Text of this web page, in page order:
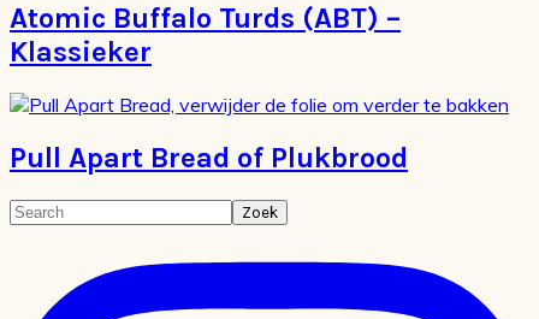
Atomic Buffalo Turds (ABT) –
Klassieker
Pull Apart Bread of Plukbrood
Primaire
Search